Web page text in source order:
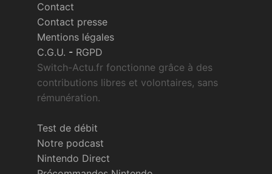
Contact
Contact presse
Mentions légales
C.G.U. - RGPD
Switch-Actu.fr fonctionne grâce à des
contributions libres et volontaires, sans
rémunération.
Test de débit
Notre podcast
Nintendo Direct